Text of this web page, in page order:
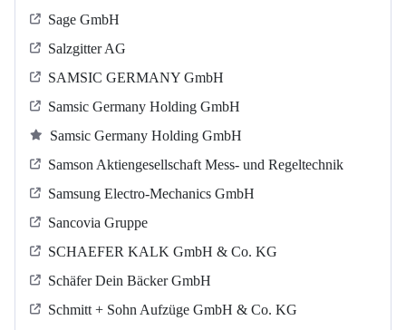
Sage GmbH
Salzgitter AG
SAMSIC GERMANY GmbH
Samsic Germany Holding GmbH
Samsic Germany Holding GmbH
Samson Aktiengesellschaft Mess- und Regeltechnik
Samsung Electro-Mechanics GmbH
Sancovia Gruppe
SCHAEFER KALK GmbH & Co. KG
Schäfer Dein Bäcker GmbH
Schmitt + Sohn Aufzüge GmbH & Co. KG